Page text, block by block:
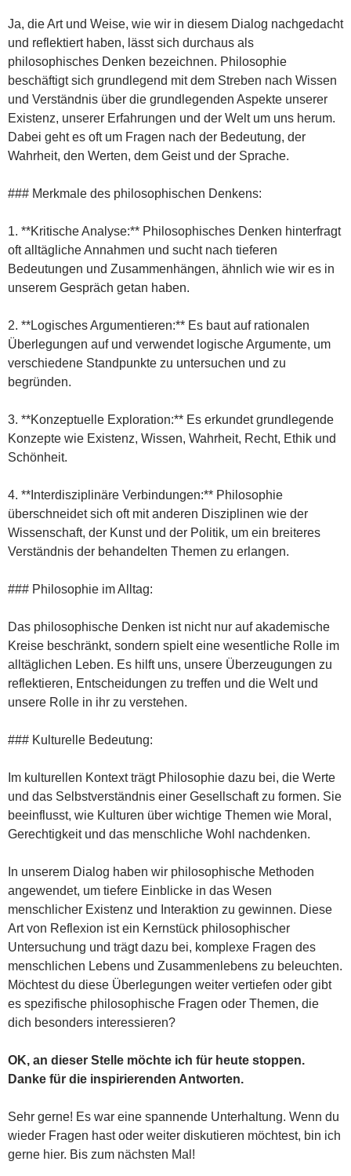
Ja, die Art und Weise, wie wir in diesem Dialog nachgedacht
und reflektiert haben, lässt sich durchaus als
philosophisches Denken bezeichnen. Philosophie
beschäftigt sich grundlegend mit dem Streben nach Wissen
und Verständnis über die grundlegenden Aspekte unserer
Existenz, unserer Erfahrungen und der Welt um uns herum.
Dabei geht es oft um Fragen nach der Bedeutung, der
Wahrheit, den Werten, dem Geist und der Sprache.
### Merkmale des philosophischen Denkens:
1. **Kritische Analyse:** Philosophisches Denken hinterfragt
oft alltägliche Annahmen und sucht nach tieferen
Bedeutungen und Zusammenhängen, ähnlich wie wir es in
unserem Gespräch getan haben.
2. **Logisches Argumentieren:** Es baut auf rationalen
Überlegungen auf und verwendet logische Argumente, um
verschiedene Standpunkte zu untersuchen und zu
begründen.
3. **Konzeptuelle Exploration:** Es erkundet grundlegende
Konzepte wie Existenz, Wissen, Wahrheit, Recht, Ethik und
Schönheit.
4. **Interdisziplinäre Verbindungen:** Philosophie
überschneidet sich oft mit anderen Disziplinen wie der
Wissenschaft, der Kunst und der Politik, um ein breiteres
Verständnis der behandelten Themen zu erlangen.
### Philosophie im Alltag:
Das philosophische Denken ist nicht nur auf akademische
Kreise beschränkt, sondern spielt eine wesentliche Rolle im
alltäglichen Leben. Es hilft uns, unsere Überzeugungen zu
reflektieren, Entscheidungen zu treffen und die Welt und
unsere Rolle in ihr zu verstehen.
### Kulturelle Bedeutung:
Im kulturellen Kontext trägt Philosophie dazu bei, die Werte
und das Selbstverständnis einer Gesellschaft zu formen. Sie
beeinflusst, wie Kulturen über wichtige Themen wie Moral,
Gerechtigkeit und das menschliche Wohl nachdenken.
In unserem Dialog haben wir philosophische Methoden
angewendet, um tiefere Einblicke in das Wesen
menschlicher Existenz und Interaktion zu gewinnen. Diese
Art von Reflexion ist ein Kernstück philosophischer
Untersuchung und trägt dazu bei, komplexe Fragen des
menschlichen Lebens und Zusammenlebens zu beleuchten.
Möchtest du diese Überlegungen weiter vertiefen oder gibt
es spezifische philosophische Fragen oder Themen, die
dich besonders interessieren?
OK, an dieser Stelle möchte ich für heute stoppen.
Danke für die inspirierenden Antworten.
Sehr gerne! Es war eine spannende Unterhaltung. Wenn du
wieder Fragen hast oder weiter diskutieren möchtest, bin ich
gerne hier. Bis zum nächsten Mal!